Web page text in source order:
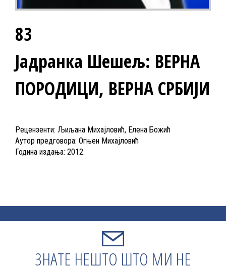
83
Јадранка Шешељ: ВЕРНА
ПОРОДИЦИ, ВЕРНА СРБИЈИ
Рецензенти: Љиљана Михајловић, Елена Божић
Аутор предговора: Огњен Михајловић
Година издања: 2012.
ЗНАТЕ НЕШТО ШТО МИ НЕ